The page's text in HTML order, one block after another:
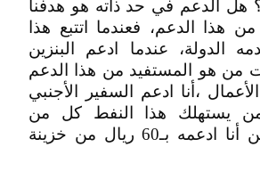
هل الدعم في حد ذاته هو هدفنا
هذا الدعم، فعندما اتتبع هذا
الدولة، عندما ادعم البنزين
من هو المستفيد من هذا الدعم
،أنا ادعم السفير الأجنبي
يستهلك هذا النفط كل من
يستهلك لتر بنزين أنا ادعمه بـ60 ريال من خزينة